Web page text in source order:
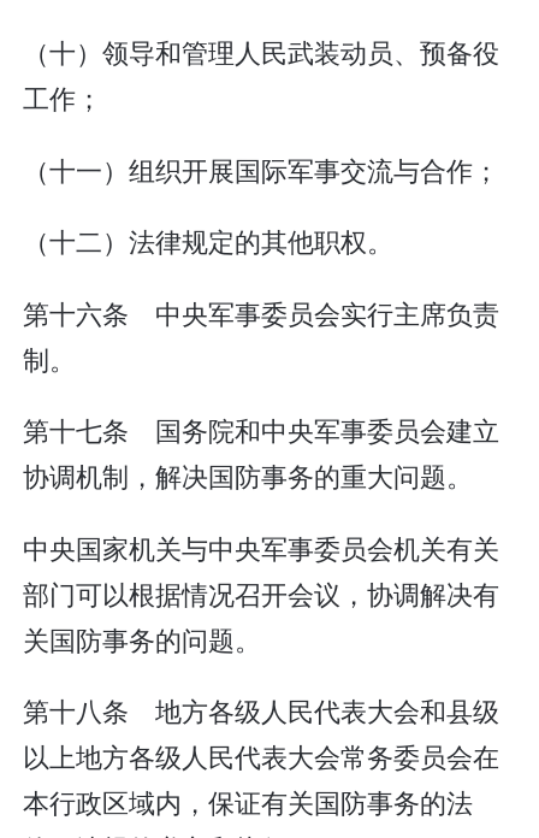
（十）领导和管理人民武装动员、预备役
工作；
（十一）组织开展国际军事交流与合作；
（十二）法律规定的其他职权。
第十六条 中央军事委员会实行主席负责
制。
第十七条 国务院和中央军事委员会建立
协调机制，解决国防事务的重大问题。
中央国家机关与中央军事委员会机关有关
部门可以根据情况召开会议，协调解决有
关国防事务的问题。
第十八条 地方各级人民代表大会和县级
以上地方各级人民代表大会常务委员会在
本行政区域内，保证有关国防事务的法